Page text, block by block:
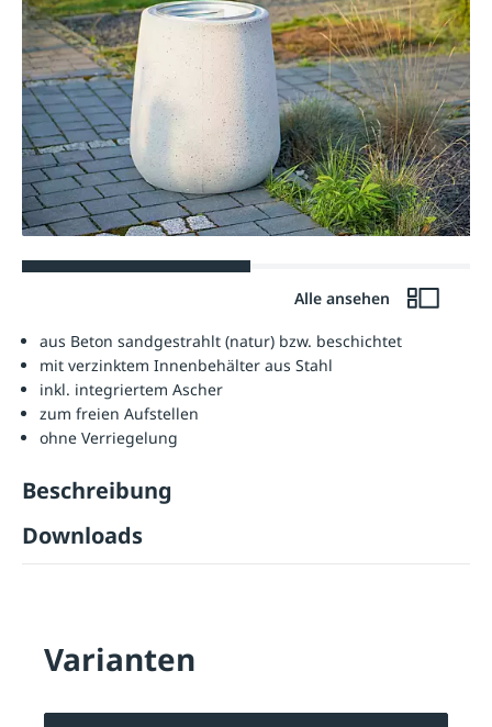
Alle ansehen
aus Beton sandgestrahlt (natur) bzw. beschichtet
mit verzinktem Innenbehälter aus Stahl
inkl. integriertem Ascher
zum freien Aufstellen
ohne Verriegelung
Beschreibung
Downloads
Varianten